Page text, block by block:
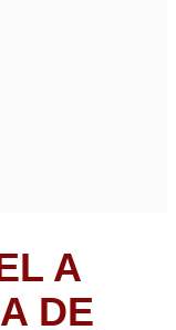
A
DE